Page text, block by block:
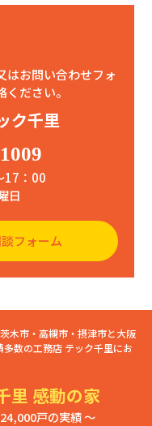
はお問い合わせフォ
ださい。
ク千里
17：00
日
フォーム
木市・高槻市・摂津市と大阪
数の工務店 テック千里にお
里 感動の家
戸の実績 ～